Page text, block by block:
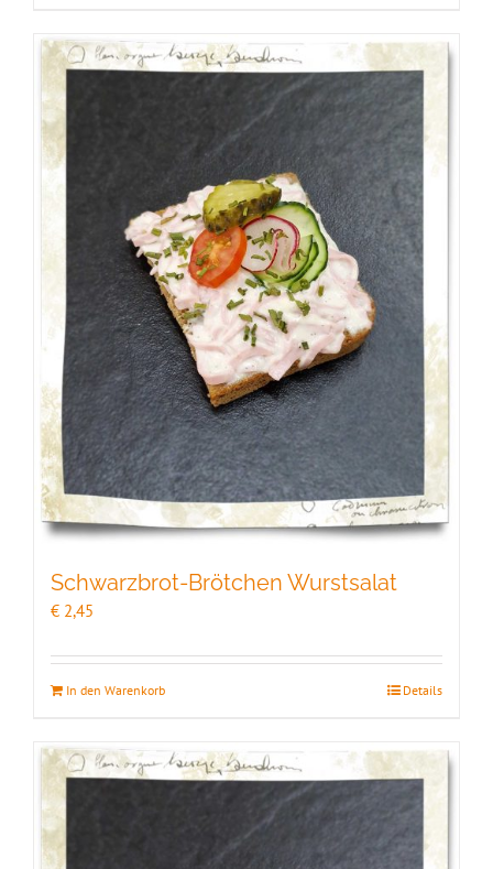
Schwarzbrot-Brötchen Wurstsalat
€ 2,45
In den Warenkorb Details